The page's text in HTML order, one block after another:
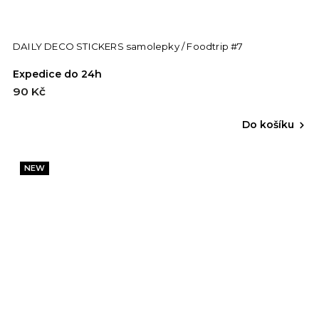
DAILY DECO STICKERS samolepky / Foodtrip #7
Expedice do 24h
90 Kč
Do košíku
NEW